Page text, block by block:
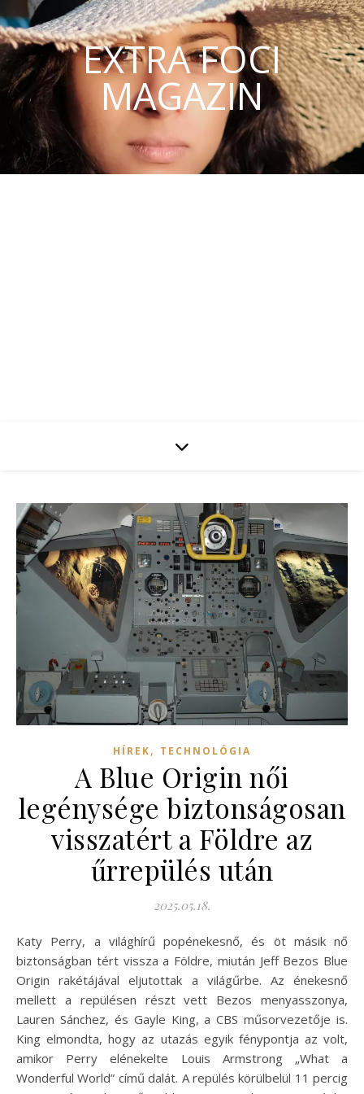
EXTRA FOCI
MAGAZIN
HÍREK, TECHNOLÓGIA
A Blue Origin női
legénysége biztonságosan
visszatért a Földre az
űrrepülés után
2025.05.18.
Katy Perry, a világhírű popénekesnő, és öt másik nő
biztonságban tért vissza a Földre, miután Jeff Bezos Blue
Origin rakétájával eljutottak a világűrbe. Az énekesnő
mellett a repülésen részt vett Bezos menyasszonya,
Lauren Sánchez, és Gayle King, a CBS műsorvezetője is.
King elmondta, hogy az utazás egyik fénypontja az volt,
amikor Perry elénekelte Louis Armstrong „What a
Wonderful World” című dalát. A repülés körülbelül 11 percig